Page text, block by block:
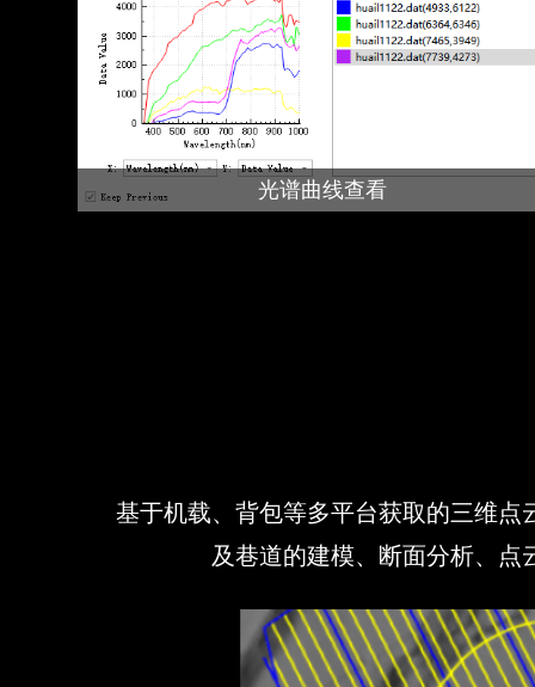
基于机载、背包等多平台获取的三维
及巷道的建模、断面分析、
光谱曲线查看